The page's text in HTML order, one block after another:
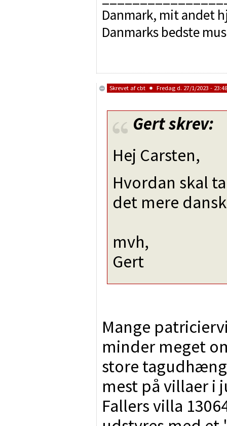
Danmark, mit andet
Danmarks bedste
Skrevet af cbt Fredag d. 27/1/2023 - 23:48
Gertskrev:
Hej Carsten,
Hvordan skal
det mere
mvh,
Gert
Mange
minder meget
store
mest på villaer i
Fallers villa